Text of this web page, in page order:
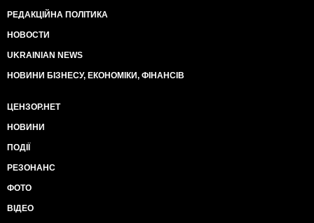
РЕДАКЦІЙНА ПОЛІТИКА
НОВОСТИ
UKRAINIAN NEWS
НОВИНИ БІЗНЕСУ, ЕКОНОМІКИ, ФІНАНСІВ
ЦЕНЗОР.НЕТ
НОВИНИ
ПОДІЇ
РЕЗОНАНС
ФОТО
ВІДЕО